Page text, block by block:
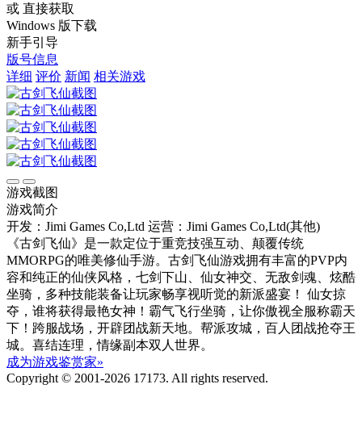
或 直接获取
Windows 版下载
新手引导
版号信息
详细 评价 新闻 相关游戏
游戏截图
游戏简介
开发：Jimi Games Co,Ltd 运营：Jimi Games Co,Ltd(其他)
《古剑飞仙》是一款定位于重竞技强互动、颠覆传统
MMORPG的唯美修仙手游。古剑飞仙游戏拥有丰富的PVP内
容和纯正的仙侠风格，七剑下山、仙女神交、无敌剑魂、炫酷
坐骑，多种技能装备让玩家畅享视听觉的新派盛宴！ 仙女掠
夺，谁将获得最艳女神！霸气飞行坐骑，让你傲视全服称霸天
下！跨服战场，开辟团战新天地。帮派攻城，百人团战抢夺王
城。喜结连理，情缘副本双人世界。
成为游戏鉴赏家»
Copyright © 2001-2026 17173. All rights reserved.